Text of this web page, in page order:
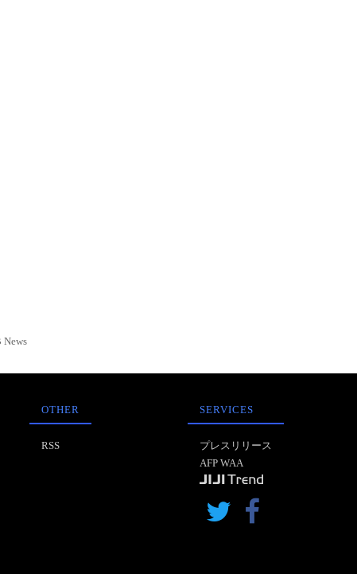
OTHER
RSS
SERVICES
プレスリリース
AFP WAA